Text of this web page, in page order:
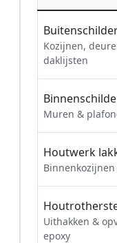
Kozijnen,
daklijsten
Muren &
Houtwerk
Uithakken &
epoxy